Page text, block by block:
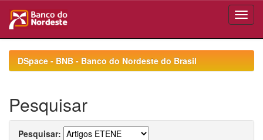
navigationDSpace - BNB - Banco do Nordeste do Brasil
Pesquisar
Pesquisar: